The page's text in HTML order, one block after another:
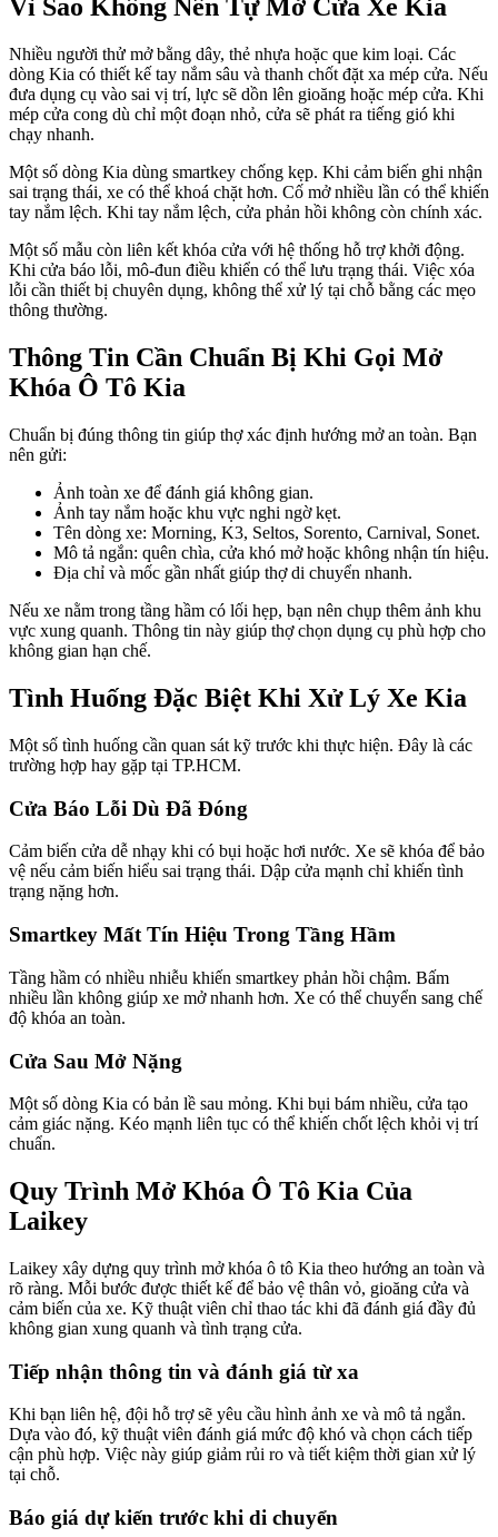
Vì Sao Không Nên Tự Mở Cửa Xe Kia
Nhiều người thử mở bằng dây, thẻ nhựa hoặc que kim loại. Các
dòng Kia có thiết kế tay nắm sâu và thanh chốt đặt xa mép cửa. Nếu
đưa dụng cụ vào sai vị trí, lực sẽ dồn lên gioăng hoặc mép cửa. Khi
mép cửa cong dù chỉ một đoạn nhỏ, cửa sẽ phát ra tiếng gió khi
chạy nhanh.
Một số dòng Kia dùng smartkey chống kẹp. Khi cảm biến ghi nhận
sai trạng thái, xe có thể khoá chặt hơn. Cố mở nhiều lần có thể khiến
tay nắm lệch. Khi tay nắm lệch, cửa phản hồi không còn chính xác.
Một số mẫu còn liên kết khóa cửa với hệ thống hỗ trợ khởi động.
Khi cửa báo lỗi, mô-đun điều khiển có thể lưu trạng thái. Việc xóa
lỗi cần thiết bị chuyên dụng, không thể xử lý tại chỗ bằng các mẹo
thông thường.
Thông Tin Cần Chuẩn Bị Khi Gọi Mở
Khóa Ô Tô Kia
Chuẩn bị đúng thông tin giúp thợ xác định hướng mở an toàn. Bạn
nên gửi:
Ảnh toàn xe để đánh giá không gian.
Ảnh tay nắm hoặc khu vực nghi ngờ kẹt.
Tên dòng xe: Morning, K3, Seltos, Sorento, Carnival, Sonet.
Mô tả ngắn: quên chìa, cửa khó mở hoặc không nhận tín hiệu.
Địa chỉ và mốc gần nhất giúp thợ di chuyển nhanh.
Nếu xe nằm trong tầng hầm có lối hẹp, bạn nên chụp thêm ảnh khu
vực xung quanh. Thông tin này giúp thợ chọn dụng cụ phù hợp cho
không gian hạn chế.
Tình Huống Đặc Biệt Khi Xử Lý Xe Kia
Một số tình huống cần quan sát kỹ trước khi thực hiện. Đây là các
trường hợp hay gặp tại TP.HCM.
Cửa Báo Lỗi Dù Đã Đóng
Cảm biến cửa dễ nhạy khi có bụi hoặc hơi nước. Xe sẽ khóa để bảo
vệ nếu cảm biến hiểu sai trạng thái. Dập cửa mạnh chỉ khiến tình
trạng nặng hơn.
Smartkey Mất Tín Hiệu Trong Tầng Hầm
Tầng hầm có nhiều nhiễu khiến smartkey phản hồi chậm. Bấm
nhiều lần không giúp xe mở nhanh hơn. Xe có thể chuyển sang chế
độ khóa an toàn.
Cửa Sau Mở Nặng
Một số dòng Kia có bản lề sau mỏng. Khi bụi bám nhiều, cửa tạo
cảm giác nặng. Kéo mạnh liên tục có thể khiến chốt lệch khỏi vị trí
chuẩn.
Quy Trình Mở Khóa Ô Tô Kia Của
Laikey
Laikey xây dựng quy trình mở khóa ô tô Kia theo hướng an toàn và
rõ ràng. Mỗi bước được thiết kế để bảo vệ thân vỏ, gioăng cửa và
cảm biến của xe. Kỹ thuật viên chỉ thao tác khi đã đánh giá đầy đủ
không gian xung quanh và tình trạng cửa.
Tiếp nhận thông tin và đánh giá từ xa
Khi bạn liên hệ, đội hỗ trợ sẽ yêu cầu hình ảnh xe và mô tả ngắn.
Dựa vào đó, kỹ thuật viên đánh giá mức độ khó và chọn cách tiếp
cận phù hợp. Việc này giúp giảm rủi ro và tiết kiệm thời gian xử lý
tại chỗ.
Báo giá dự kiến trước khi di chuyển